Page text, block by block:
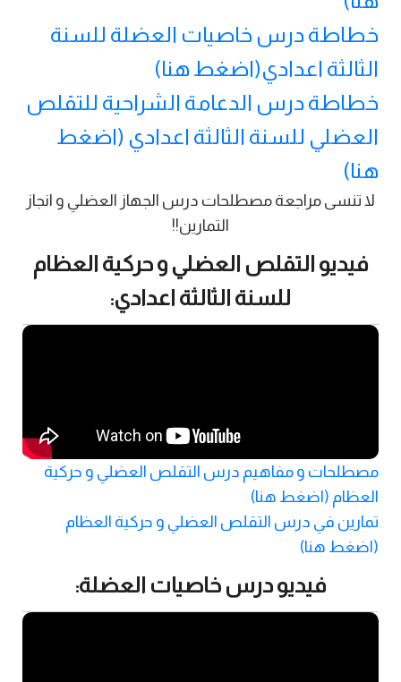
خطاطة درس خاصيات العضلة للسنة
الثالثة اعدادي(اضغط هنا)
خطاطة درس الدعامة الشراحية للتقلص
العضلي للسنة الثالثة اعدادي (اضغط
هنا)
لا تنسى مراجعة مصطلحات درس الجهاز العضلي و انجاز
التمارين!!
فيديو التقلص العضلي و حركية العظام
للسنة الثالثة اعدادي:
مصطلحات و مفاهيم درس التقلص العضلي و حركية
العظام (اضغط هنا)
تمارين في درس التقلص العضلي و حركية العظام
(اضغط هنا)
فيديو درس خاصيات العضلة: